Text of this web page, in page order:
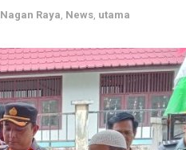
Nagan Raya News utama